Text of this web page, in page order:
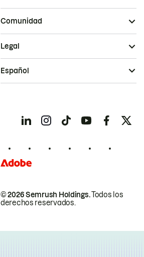
Comunidad
© 2026 Semrush Holdings.Todos los
derechos reservados.
Legal
Español